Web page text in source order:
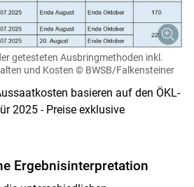
getesteten Ausbringmethoden inkl.
und Kosten © BWSB/Falkensteiner
basieren auf den ÖKL-
2025 - Preise exklusive
Ergebnisinterpretation